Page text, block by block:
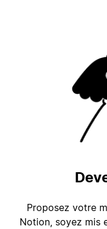
Proposez votre
Notion, soyez mis